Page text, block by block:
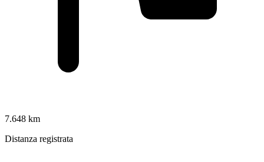
7.648 km
Distanza registrata